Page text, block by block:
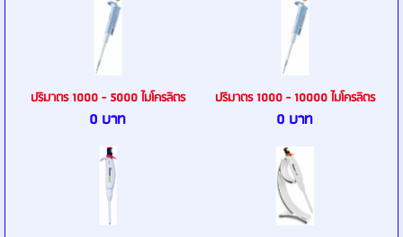
ปริมาตร 1000 - 5000 ไมโครลิตร
0 บาท
ปริมาตร 1000 - 10000 ไมโครลิตร
0 บาท